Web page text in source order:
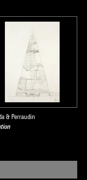
& Perraudin